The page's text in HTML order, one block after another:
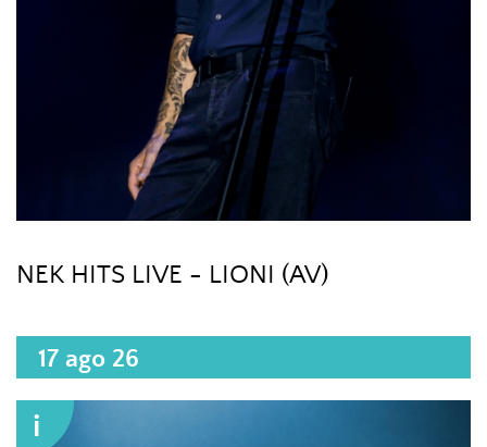
NEK HITS LIVE - LIONI (AV)
17 ago 26
i